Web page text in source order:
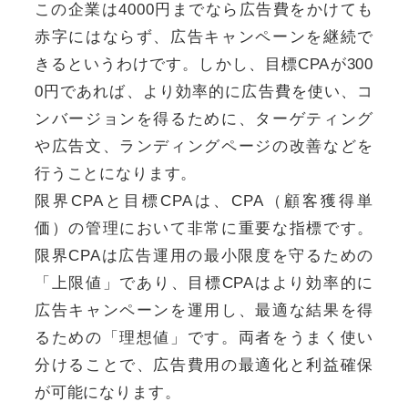
この企業は4000円までなら広告費をかけても
赤字にはならず、広告キャンペーンを継続で
きるというわけです。しかし、目標CPAが300
0円であれば、より効率的に広告費を使い、コ
ンバージョンを得るために、ターゲティング
や広告文、ランディングページの改善などを
行うことになります。
限界CPAと目標CPAは、CPA（顧客獲得単
価）の管理において非常に重要な指標です。
限界CPAは広告運用の最小限度を守るための
「上限値」であり、目標CPAはより効率的に
広告キャンペーンを運用し、最適な結果を得
るための「理想値」です。両者をうまく使い
分けることで、広告費用の最適化と利益確保
が可能になります。